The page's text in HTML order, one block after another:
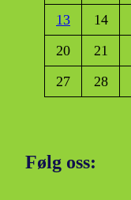
13
14
20
21
27
28
Følg oss: